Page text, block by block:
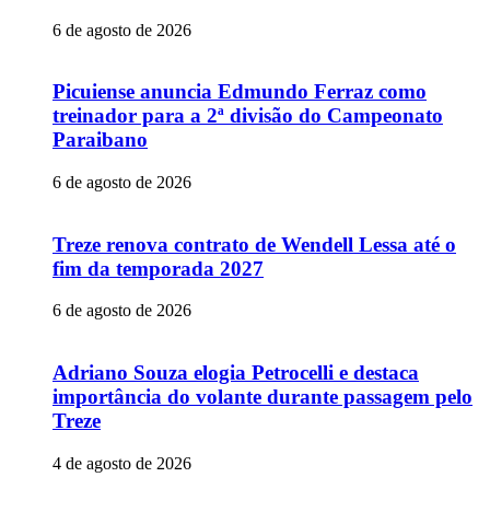
6 de agosto de 2026
Picuiense anuncia Edmundo Ferraz como
treinador para a 2ª divisão do Campeonato
Paraibano
6 de agosto de 2026
Treze renova contrato de Wendell Lessa até o
fim da temporada 2027
6 de agosto de 2026
Adriano Souza elogia Petrocelli e destaca
importância do volante durante passagem pelo
Treze
4 de agosto de 2026